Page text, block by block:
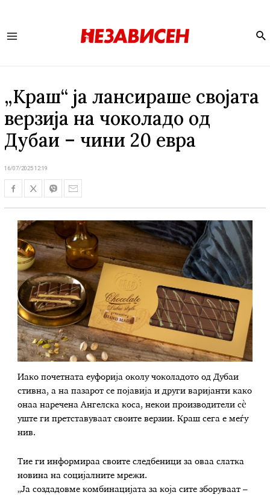
„Краш“ ја лансираше својата
верзија на чоколадо од
Дубаи – чини 20 евра
16/07/2025 12:19
Иако почетната еуфорија околу чоколадото од Дубаи
стивна, а на пазарот се појавија и други варијанти како
онаа наречена Ангелска коса, некои производители сè
уште ги претставуваат своите верзии. Краш сега е меѓу
нив.
Тие ги информираа своите следбеници за оваа слатка
новина на социјалните мрежи.
„Ја создадовме комбинацијата за која сите зборуваат –